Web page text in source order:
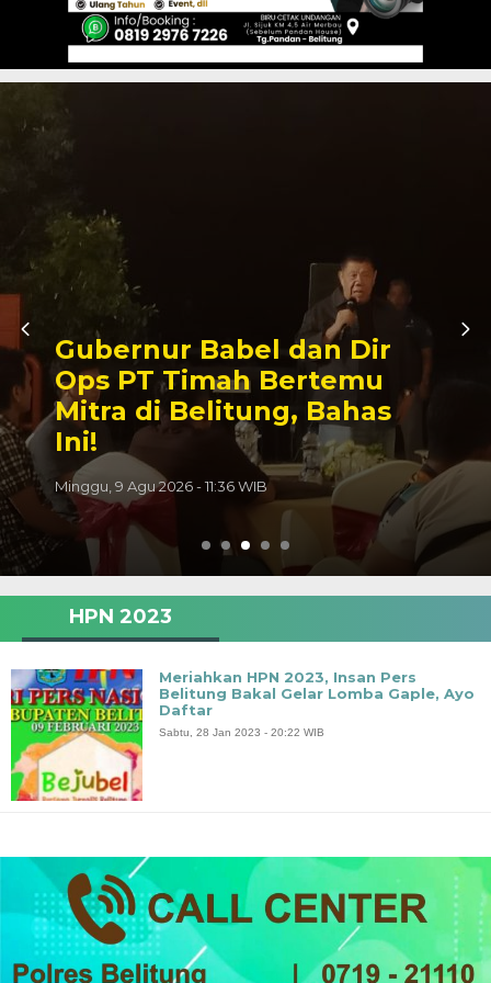
DLH Belitung Optimistis
Lampaui Target Retribusi
Sampah 2026, Juli Sudah
Tembus 62,94 Persen
Sabtu, 8 Agu 2026 - 09:13 WIB
HPN 2023
Meriahkan HPN 2023, Insan Pers
Belitung Bakal Gelar Lomba Gaple, Ayo
Daftar
Sabtu, 28 Jan 2023 - 20:22 WIB